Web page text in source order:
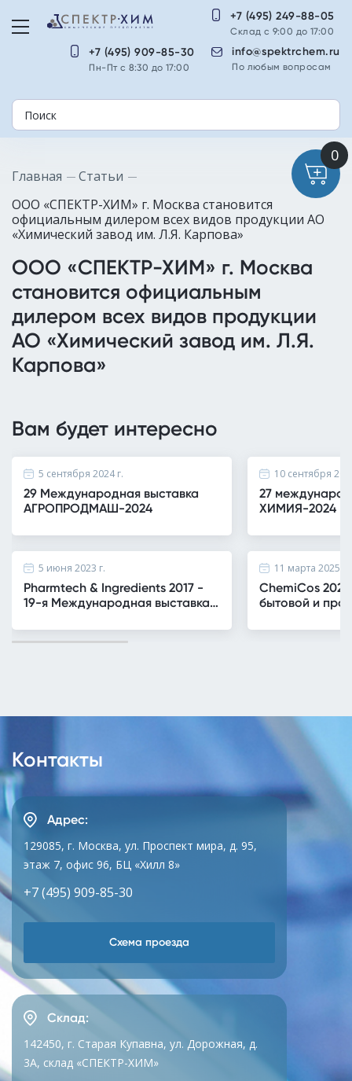
info@spektrchem.ru
По любым вопросам
+7 (495) 249-88-05
Склад с 9:00 до 17:00
+7 (495) 909-85-30
Пн-Пт с 8:30 до 17:00
Главная
Статьи
ООО «СПЕКТР-ХИМ» г. Москва становится
официальным дилером всех видов продукции АО
«Химический завод им. Л.Я. Карпова»
ООО «СПЕКТР-ХИМ» г. Москва
становится официальным
дилером всех видов продукции
АО «Химический завод им. Л.Я.
Карпова»
Вам будет интересно
5 сентября 2024 г.
29 Международная выставка
АГРОПРОДМАШ-2024
10 сентября
27
ХИМИЯ-2024
5 июня 2023 г.
Pharmtech & Ingredients 2017 -
19-я Международная выставка
технологий для
фармацевтического
11 марта 2025 г.
ChemiCos
бытовой и
оборудования
Контакты
Адрес:
129085, г. Москва, ул. Проспект мира, д. 95,
этаж 7, офис 96, БЦ «Хилл 8»
+7 (495) 909-85-30
Схема проезда
Склад:
142450, г. Старая Купавна, ул. Дорожная, д.
3А, склад «СПЕКТР-ХИМ»